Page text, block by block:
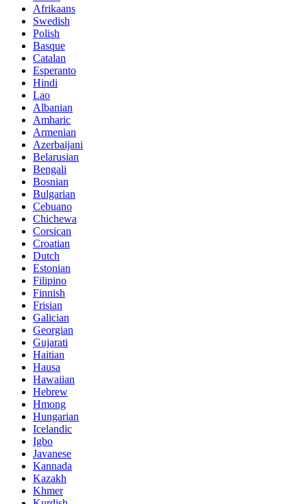
Afrikaans
Swedish
Polish
Basque
Catalan
Esperanto
Hindi
Lao
Albanian
Amharic
Armenian
Azerbaijani
Belarusian
Bengali
Bosnian
Bulgarian
Cebuano
Chichewa
Corsican
Croatian
Dutch
Estonian
Filipino
Finnish
Frisian
Galician
Georgian
Gujarati
Haitian
Hausa
Hawaiian
Hebrew
Hmong
Hungarian
Icelandic
Igbo
Javanese
Kannada
Kazakh
Khmer